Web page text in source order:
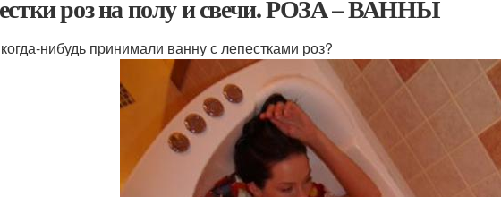
роз на полу и свечи. РОЗА – ВАННЫ
нибудь принимали ванну с лепестками роз?